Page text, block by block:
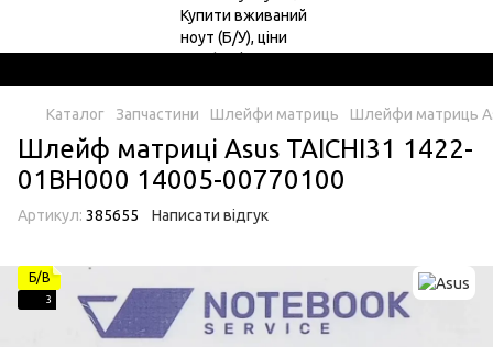
Каталог Запчастини Шлейфи матриць Шлейфи матриць
Шлейф матриці Asus TAICHI31 1422-
01BH000 14005-00770100
Артикул: 385655 Написати відгук
Б/В
3